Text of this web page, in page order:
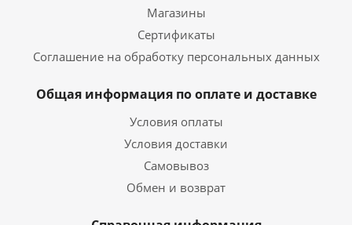
Магазины
Сертификаты
Соглашение на обработку персональных данных
Общая информация по оплате и доставке
Условия оплаты
Условия доставки
Самовывоз
Обмен и возврат